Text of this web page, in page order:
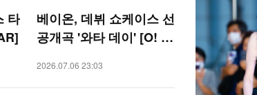
타
베이온, 데뷔 쇼케이스 선
공개곡 '와타 데이' [O! S
2026.07.06 23:03